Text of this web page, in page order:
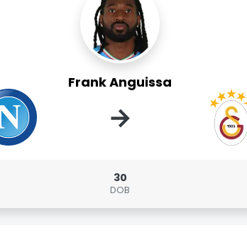
Frank Anguissa
→
30
DOB